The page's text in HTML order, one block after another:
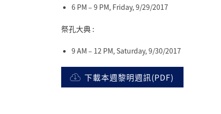
6 PM – 9 PM, Friday, 9/29/2017
祭孔大典 :
9 AM – 12 PM, Saturday, 9/30/2017
下載本週黎明週訊(PDF)